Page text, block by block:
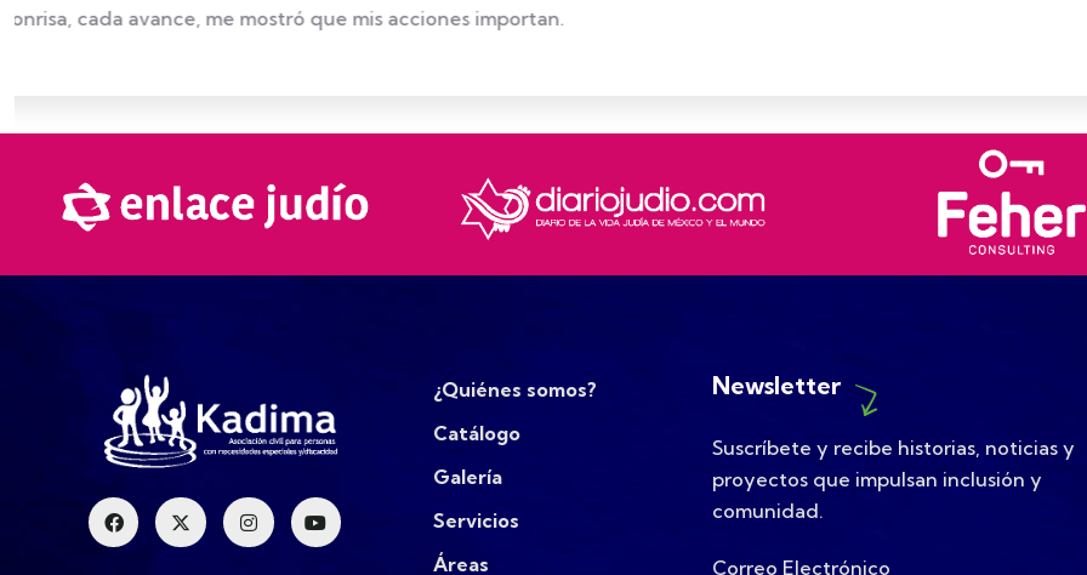
sabía que tenía. Hoy me siento parte de una comunidad que me respeta, me valora y me impulsa a crecer.
¿Quiénes somos?
Catálogo
Galería
Servicios
Áreas
Newsletter
Suscríbete y recibe historias, noticias y
proyectos que impulsan inclusión y
comunidad.
Correo Electrónico